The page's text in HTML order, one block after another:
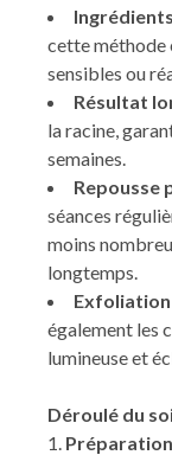
cette méthode
sensibles ou
Résultat
la racine,
semaines.
Repousse
séances
moins
longtemps.
également les
lumineuse et
Déroulé du